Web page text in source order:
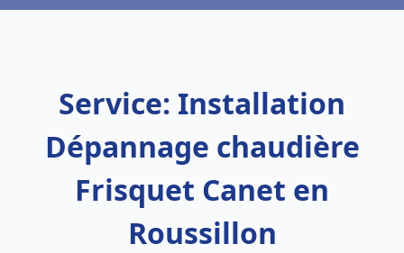
Service: Installation
Dépannage chaudière
Frisquet Canet en
Roussillon